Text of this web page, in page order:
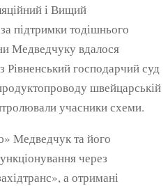
і Вищий
підтримки тодішнього
Медведчуку вдалося
Рівненський господарчий суд
швейцарській
учасники схеми.
Медведчук та його
через
а отримані